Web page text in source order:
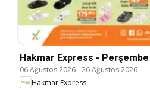
Hakmar Express -
06 Ağustos 2026-26 Ağustos 2026
Hakmar Express